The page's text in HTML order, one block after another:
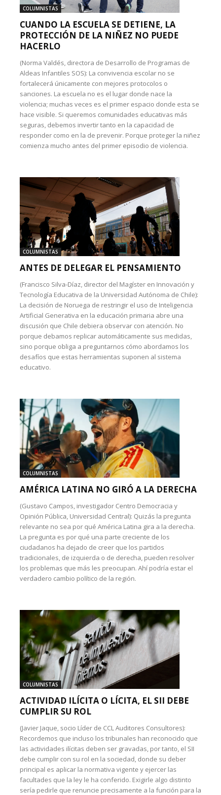
COLUMNISTAS
CUANDO LA ESCUELA SE DETIENE, LA
PROTECCIÓN DE LA NIÑEZ NO PUEDE
HACERLO
(Norma Valdés, directora de Desarrollo de Programas de
Aldeas Infantiles SOS): La convivencia escolar no se
fortalecerá únicamente con mejores protocolos o
sanciones. La escuela no es el lugar donde nace la
violencia; muchas veces es el primer espacio donde esta se
hace visible. Si queremos comunidades educativas más
seguras, debemos invertir tanto en la capacidad de
responder como en la de prevenir. Porque proteger la niñez
comienza mucho antes del primer episodio de violencia.
COLUMNISTAS
ANTES DE DELEGAR EL PENSAMIENTO
(Francisco Silva-Díaz, director del Magíster en Innovación y
Tecnología Educativa de la Universidad Autónoma de Chile):
La decisión de Noruega de restringir el uso de Inteligencia
Artificial Generativa en la educación primaria abre una
discusión que Chile debiera observar con atención. No
porque debamos replicar automáticamente sus medidas,
sino porque obliga a preguntarnos cómo abordamos los
desafíos que estas herramientas suponen al sistema
educativo.
COLUMNISTAS
AMÉRICA LATINA NO GIRÓ A LA DERECHA
(Gustavo Campos, investigador Centro Democracia y
Opinión Pública, Universidad Central): Quizás la pregunta
relevante no sea por qué América Latina gira a la derecha.
La pregunta es por qué una parte creciente de los
ciudadanos ha dejado de creer que los partidos
tradicionales, de izquierda o de derecha, pueden resolver
los problemas que más les preocupan. Ahí podría estar el
verdadero cambio político de la región.
COLUMNISTAS
ACTIVIDAD ILÍCITA O LÍCITA, EL SII DEBE
CUMPLIR SU ROL
(Javier Jaque, socio Líder de CCL Auditores Consultores):
Recordemos que incluso los tribunales han reconocido que
las actividades ilícitas deben ser gravadas, por tanto, el SII
debe cumplir con su rol en la sociedad, donde su deber
principal es aplicar la normativa vigente y ejercer las
facultades que la ley le ha conferido. Exigirle algo distinto
sería pedirle que renuncie precisamente a la función para la